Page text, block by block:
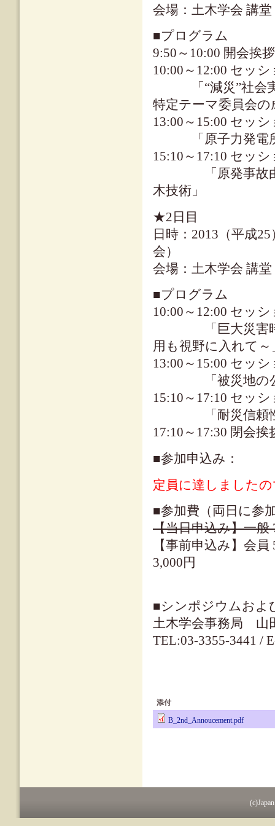
会場：土木学会 講堂
■プログラム
9:50～10:00 開会挨拶
10:00～12:00 セッ
「“減災”社会実
特定テーマ委員会の
13:00～15:00 セッ
「原子力発電所
15:10～17:10 セッ
「原発事故由来
木技術」
★2日目
日時：2013（平成
会）
会場：土木学会 講堂
■プログラム
10:00～12:00 セッ
「巨大災害時に
用も視野に入れて～
13:00～15:00 セッ
「被災地の公
15:10～17:10 セッ
「耐災信頼性と
17:10～17:30 閉会挨
■参加申込み：
定員に達しました
■参加費（両日に参
【当日申込み】一般
【事前申込み】会
3,000円
■シンポジウムおよ
土木学会事務局 山
TEL:03-3355-3441 /
添付
B_2nd_Annoucement.pdf